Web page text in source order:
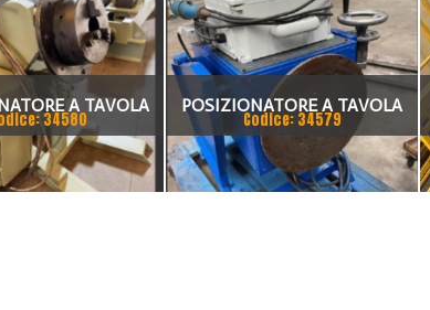
A TAVOLA
N°2
34580
POSIZIONATORE A TAVOLA
GIREVOLE
Codice: 34579